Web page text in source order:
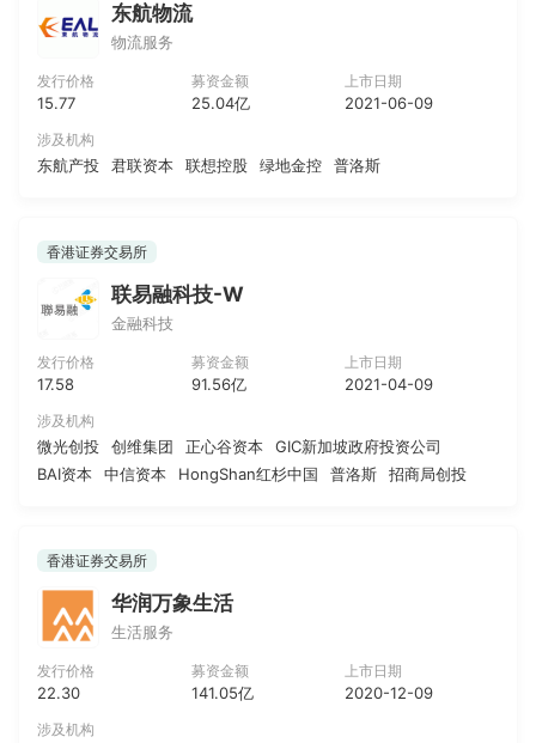
东航物流
物流服务
发行价格
15.77
募资金额
25.04亿
上市日期
2021-06-09
涉及机构
东航产投 君联资本 联想控股 绿地金控 普洛斯
香港证券交易所
联易融科技-W
金融科技
发行价格
17.58
募资金额
91.56亿
上市日期
2021-04-09
涉及机构
微光创投 创维集团 正心谷资本
GIC新加坡政府投资公司
BAI资本
中信资本 HongShan红杉中国 普洛斯 招商局创投
香港证券交易所
华润万象生活
生活服务
发行价格
22.30
募资金额
141.05亿
上市日期
2020-12-09
涉及机构